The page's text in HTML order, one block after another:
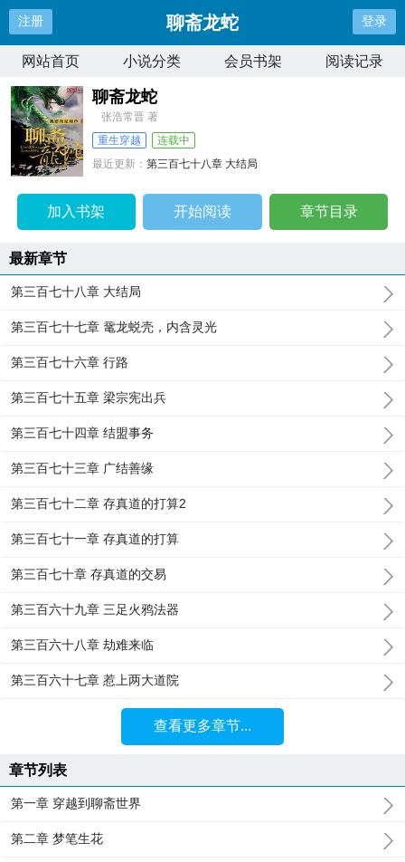
注册 聊斋龙蛇 登录
网站首页 小说分类 会员书架 阅读记录
聊斋龙蛇
张浩常晋 著
重生穿越
连载中
最近更新：第三百七十八章 大结局
加入书架 开始阅读 章节目录
最新章节
第三百七十八章 大结局
第三百七十七章 鼋龙蜕壳，内含灵光
第三百七十六章 行路
第三百七十五章 梁宗宪出兵
第三百七十四章 结盟事务
第三百七十三章 广结善缘
第三百七十二章 存真道的打算2
第三百七十一章 存真道的打算
第三百七十章 存真道的交易
第三百六十九章 三足火鸦法器
第三百六十八章 劫难来临
第三百六十七章 惹上两大道院
查看更多章节...
章节列表
第一章 穿越到聊斋世界
第二章 梦笔生花